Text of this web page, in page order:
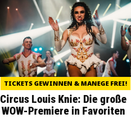
TICKETS GEWINNEN & MANEGE FREI!
Circus Louis Knie: Die große
WOW-Premiere in Favoriten